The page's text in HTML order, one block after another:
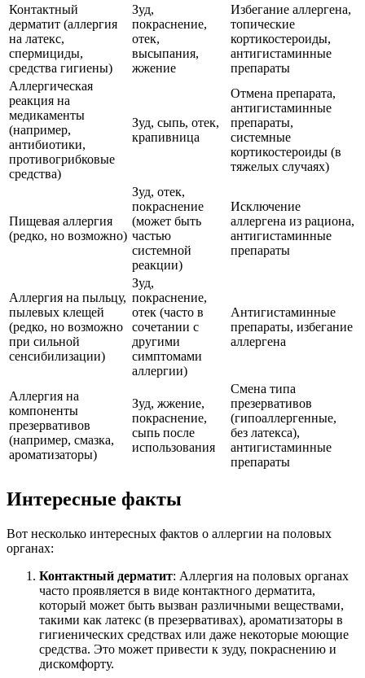
Контактный
дерматит (аллергия
на латекс,
спермициды,
средства гигиены)
Зуд,
покраснение,
отек,
высыпания,
жжение
Избегание аллергена,
топические
кортикостероиды,
антигистаминные
препараты
Аллергическая
реакция на
медикаменты
(например,
антибиотики,
противогрибковые
средства)
Зуд, сыпь, отек,
крапивница
Отмена препарата,
антигистаминные
препараты,
системные
кортикостероиды (в
тяжелых случаях)
Пищевая аллергия
(редко, но возможно)
Зуд, отек,
покраснение
(может быть
частью
системной
реакции)
Исключение
аллергена из рациона,
антигистаминные
препараты
Аллергия на пыльцу,
пылевых клещей
(редко, но возможно
при сильной
сенсибилизации)
Зуд,
покраснение,
отек (часто в
сочетании с
другими
симптомами
аллергии)
Антигистаминные
препараты, избегание
аллергена
Аллергия на
компоненты
презервативов
(например, смазка,
ароматизаторы)
Зуд, жжение,
покраснение,
сыпь после
использования
Смена типа
презервативов
(гипоаллергенные,
без латекса),
антигистаминные
препараты
Интересные факты
Вот несколько интересных фактов о аллергии на половых
органах:
Контактный дерматит: Аллергия на половых органах
часто проявляется в виде контактного дерматита,
который может быть вызван различными веществами,
такими как латекс (в презервативах), ароматизаторы в
гигиенических средствах или даже некоторые моющие
средства. Это может привести к зуду, покраснению и
дискомфорту.